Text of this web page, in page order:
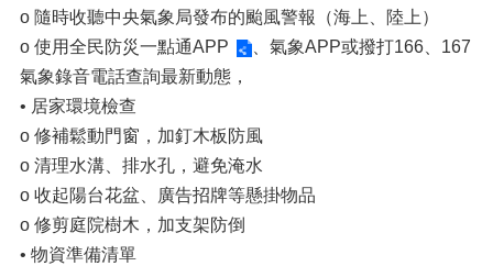
o 隨時收聽中央氣象局發布的颱風警報（海上、陸上）
o 使用全民防災一點通APP
、氣象APP或撥打166、167
氣象錄音電話查詢最新動態，
• 居家環境檢查
o 修補鬆動門窗，加釘木板防風
o 清理水溝、排水孔，避免淹水
o 收起陽台花盆、廣告招牌等懸掛物品
o 修剪庭院樹木，加支架防倒
• 物資準備清單